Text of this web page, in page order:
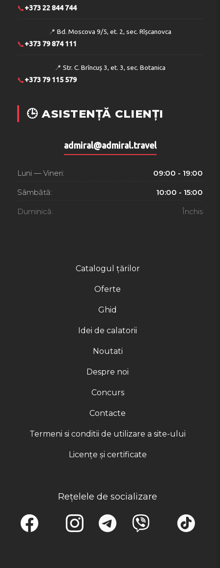
Catalogul țărilor
Oferte
Ghid
Idei de calatorii
Noutati
Despre noi
Concurs
Contacte
Termeni si conditii de utilizare a site-ului
Licențe și certificate
Rețelele de socializare
📞+373 22 844 744
📍 Bd. Moscova 9/5, et. 2, sec. Rîșcanovca
📞+373 79 874 111
📍 Str. C. Brîncuș 3, et. 3, sec. Botanica
📞+373 79 115 579
🕒 ASISTENȚĂ CLIENȚI
admiral@admiral.travel
Luni — Vineri: 09:00 - 19:00
Sâmbătă: 10:00 - 15:00
Duminică: Închis